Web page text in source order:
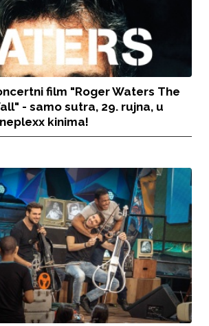
film "Roger Waters The
- samo sutra, 29. rujna, u
kinima!